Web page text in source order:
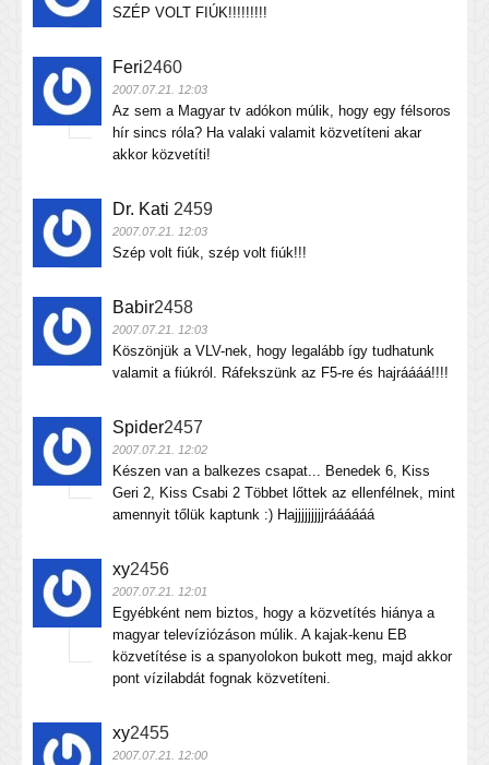
SZÉP VOLT FIÚK!!!!!!!!!
Feri2460
2007.07.21. 12:03
Az sem a Magyar tv adókon múlik, hogy egy félsoros
hír sincs róla? Ha valaki valamit közvetíteni akar
akkor közvetíti!
Dr. Kati 2459
2007.07.21. 12:03
Szép volt fiúk, szép volt fiúk!!!
Babir2458
2007.07.21. 12:03
Köszönjük a VLV-nek, hogy legalább így tudhatunk
valamit a fiúkról. Ráfekszünk az F5-re és hajráááá!!!!
Spider2457
2007.07.21. 12:02
Készen van a balkezes csapat... Benedek 6, Kiss
Geri 2, Kiss Csabi 2 Többet lőttek az ellenfélnek, mint
amennyit tőlük kaptunk :) Hajjjjjjjjjráááááá
xy2456
2007.07.21. 12:01
Egyébként nem biztos, hogy a közvetítés hiánya a
magyar televíziózáson múlik. A kajak-kenu EB
közvetítése is a spanyolokon bukott meg, majd akkor
pont vízilabdát fognak közvetíteni.
xy2455
2007.07.21. 12:00